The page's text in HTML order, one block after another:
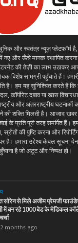
और स्वतंत्र न्यूज़ प्लेटफॉर्म है,
में नए और ऊँचे मानक स्थापित
की तेज़ी का लाभ उठाकर
विशेष सामग्री पहुँचाते हैं।
है। हम यह सुनिश्चित करते हैं कि
कॉर्पोरेट दबाव या खास
और अंतरराष्ट्रीय घटनाओं
की शक्ति मिलती है। आजाद खबर
के प्रति पूरी तरह समर्पित हैं।
की पुष्टि करना और रिपोर्टिंग
है। हमारा उद्देश्य केवल सूचना
है जो अटूट और निष्पक्ष हो।
सोरेन से मिले अजीम प्रेमजी
में बन रहे 1000 बेड के मेडिकल
2 months ago